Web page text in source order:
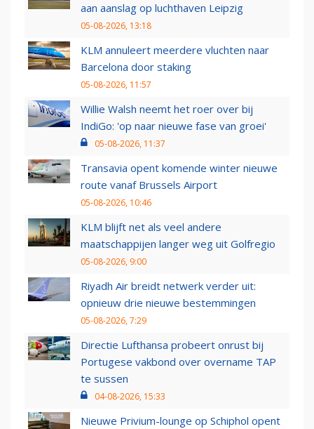
aan aanslag op luchthaven Leipzig
05-08-2026, 13:18
KLM annuleert meerdere vluchten naar
Barcelona door staking
05-08-2026, 11:57
Willie Walsh neemt het roer over bij
IndiGo: 'op naar nieuwe fase van groei'
05-08-2026, 11:37
Transavia opent komende winter nieuwe
route vanaf Brussels Airport
05-08-2026, 10:46
KLM blijft net als veel andere
maatschappijen langer weg uit Golfregio
05-08-2026, 9:00
Riyadh Air breidt netwerk verder uit:
opnieuw drie nieuwe bestemmingen
05-08-2026, 7:29
Directie Lufthansa probeert onrust bij
Portugese vakbond over overname TAP
te sussen
04-08-2026, 15:33
Nieuwe Privium-lounge op Schiphol opent